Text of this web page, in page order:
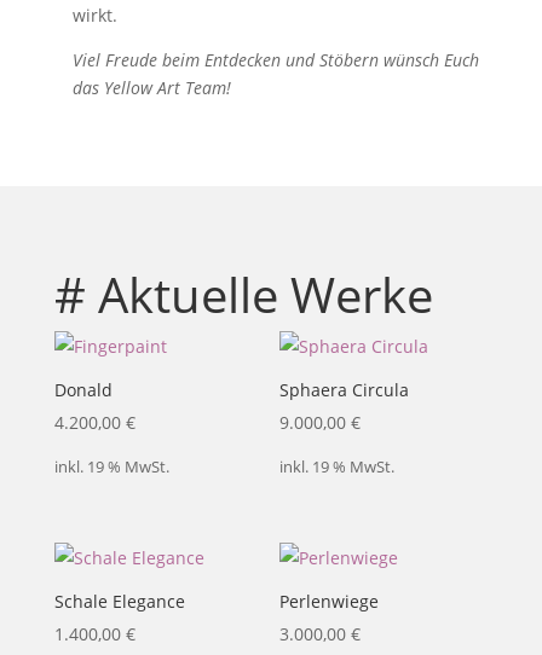
wirkt.
Viel Freude beim Entdecken und Stöbern wünsch Euch
das Yellow Art Team!
# Aktuelle Werke
Donald
4.200,00 €
inkl. 19 % MwSt.
Sphaera Circula
9.000,00€
inkl. 19 % MwSt.
Schale Elegance
1.400,00 €
Perlenwiege
3.000,00€